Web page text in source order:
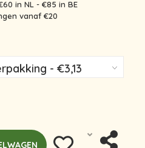
in NL - €85 in BE
vanaf €20